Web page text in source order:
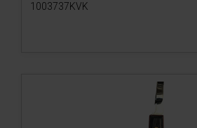
1003737KVK